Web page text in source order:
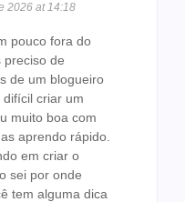
2026 at 14:18
pouco fora do
preciso de
de um blogueiro
criar um
muito boa com
aprendo rápido.
em criar o
sei por onde
tem alguma dica